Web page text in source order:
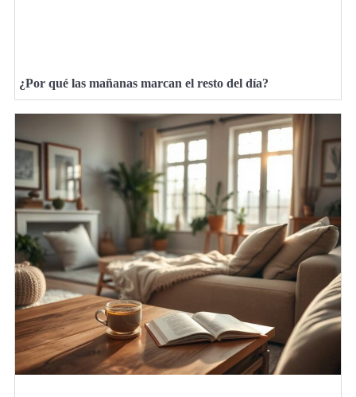
¿Por qué las mañanas marcan el resto del día?